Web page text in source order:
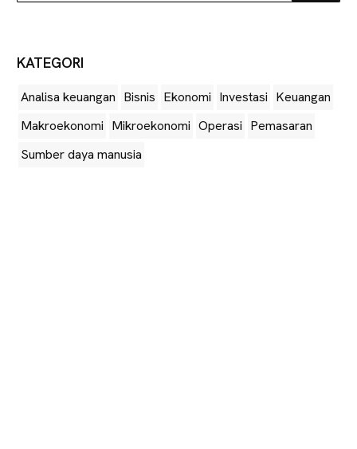
KATEGORI
Analisa keuangan Bisnis Ekonomi Investasi Keuangan
Makroekonomi Mikroekonomi Operasi Pemasaran
Sumber daya manusia